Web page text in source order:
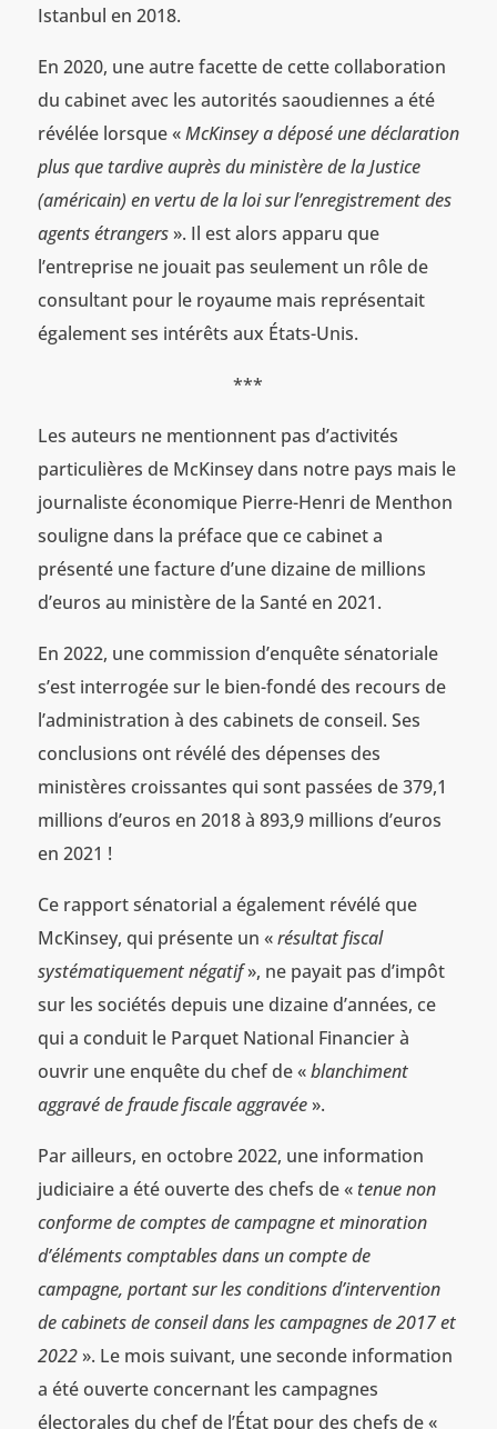
Istanbul en 2018.
En 2020, une autre facette de cette collaboration
du cabinet avec les autorités saoudiennes a été
révélée lorsque «McKinsey a déposé une déclaration
plus que tardive auprès du ministère de la Justice
(américain) en vertu de la loi sur l’enregistrement des
agents étrangers». Il est alors apparu que
l’entreprise ne jouait pas seulement un rôle de
consultant pour le royaume mais représentait
également ses intérêts aux États-Unis.
***
Les auteurs ne mentionnent pas d’activités
particulières de McKinsey dans notre pays mais le
journaliste économique Pierre-Henri de Menthon
souligne dans la préface que ce cabinet a
présenté une facture d’une dizaine de millions
d’euros au ministère de la Santé en 2021.
En 2022, une commission d’enquête sénatoriale
s’est interrogée sur le bien-fondé des recours de
l’administration à des cabinets de conseil. Ses
conclusions ont révélé des dépenses des
ministères croissantes qui sont passées de 379,1
millions d’euros en 2018 à 893,9 millions d’euros
en 2021 !
Ce rapport sénatorial a également révélé que
McKinsey, qui présente un «résultat fiscal
systématiquement négatif», ne payait pas d’impôt
sur les sociétés depuis une dizaine d’années, ce
qui a conduit le Parquet National Financier à
ouvrir une enquête du chef de «blanchiment
aggravé de fraude fiscale aggravée».
Par ailleurs, en octobre 2022, une information
judiciaire a été ouverte des chefs de « tenue non
conforme de comptes de campagne et minoration
d’éléments comptables dans un compte de
campagne, portant sur les conditions d’intervention
de cabinets de conseil dans les campagnes de 2017 et
2022». Le mois suivant, une seconde information
a été ouverte concernant les campagnes
électorales du chef de l’État pour des chefs de «